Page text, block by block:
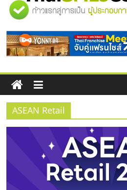
สัมมนาลงทุน แฟรน
ไชส์ ครั้งที่ 8
ร้านเครื่องเสียงคุณภ
โซลูชันระบบภาพแล
"ศูนย์
รวม
ข้อมูล
ธุรกิจ
SME
แห่ง
ประเทศไทย,
ASEAN Retail